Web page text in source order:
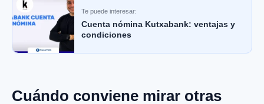
Te puede interesar:
Cuenta nómina Kutxabank: ventajas y
condiciones
Cuándo conviene mirar otras